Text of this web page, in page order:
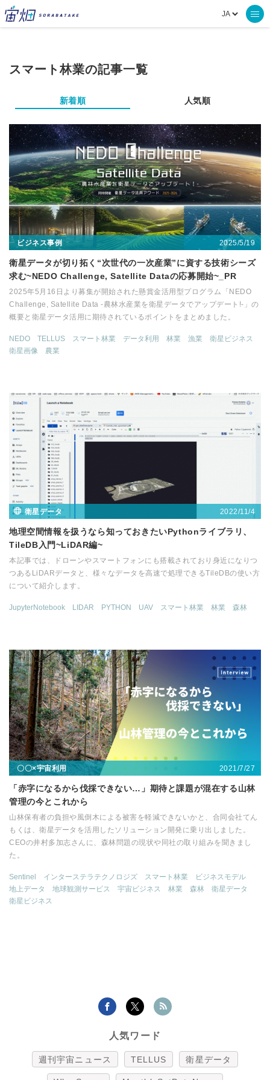
スマート林業の記事一覧
新着順 人気順
ビジネス事例 2025/5/19
衛星データが切り拓く“次世代の一次産業”に資する技術シーズ
求む~NEDO Challenge, Satellite Dataの応募開始~_PR
2025年5月16日より募集が開始された懸賞金活用型プログラム「NEDO
Challenge, Satellite Data -農林水産業を衛星データでアップデート!-」の
概要と衛星データ活用に期待されているポイントをまとめました。
NEDO TELLUS スマート林業 データ利用 林業 漁業
衛星ビジネス
衛星画像
農業
衛星データ 2022/11/4
地理空間情報を扱うなら知っておきたいPythonライブラリ、
TileDB入門~LiDAR編~
本記事では、ドローンやスマートフォンにも搭載されており身近になりつ
つあるLiDARデータと、様々なデータを高速で処理できるTileDBの使い方
について紹介します。
JupyterNotebook LIDAR PYTHON UAV スマート林業 林業 森林
〇〇×宇宙利用 2021/7/27
「赤字になるから伐採できない…」期待と課題が混在する山林
管理の今とこれから
山林保有者の負担や風倒木による被害を軽減できないかと、合同会社てん
もくは、衛星データを活用したソリューション開発に乗り出しました。
CEOの井村多加志さんに、森林問題の現状や同社の取り組みを聞きまし
た。
Sentinel インターステラテクノロジズ スマート林業
ビジネスモデル
地上データ
地球観測サービス 宇宙ビジネス 林業 森林
衛星データ
衛星ビジネス
人気ワード
週刊宇宙ニュース TELLUS 衛星データ